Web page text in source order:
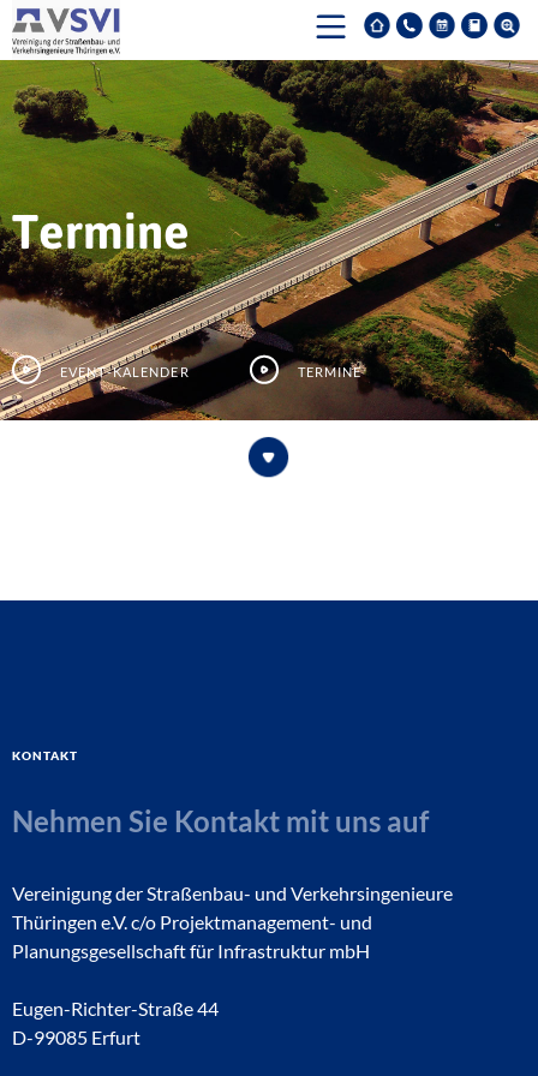
Termine
Event-Kalender Termine
Kontakt
Nehmen Sie Kontakt mit uns auf
Vereinigung der Straßenbau- und Verkehrsingenieure
Thüringen e.V. c/o Projektmanagement- und
Planungsgesellschaft für Infrastruktur mbH
Eugen-Richter-Straße 44
D-99085 Erfurt